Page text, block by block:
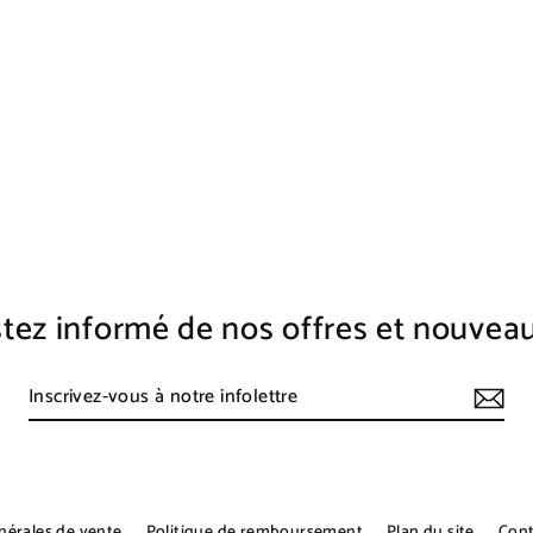
informé de nos offres et